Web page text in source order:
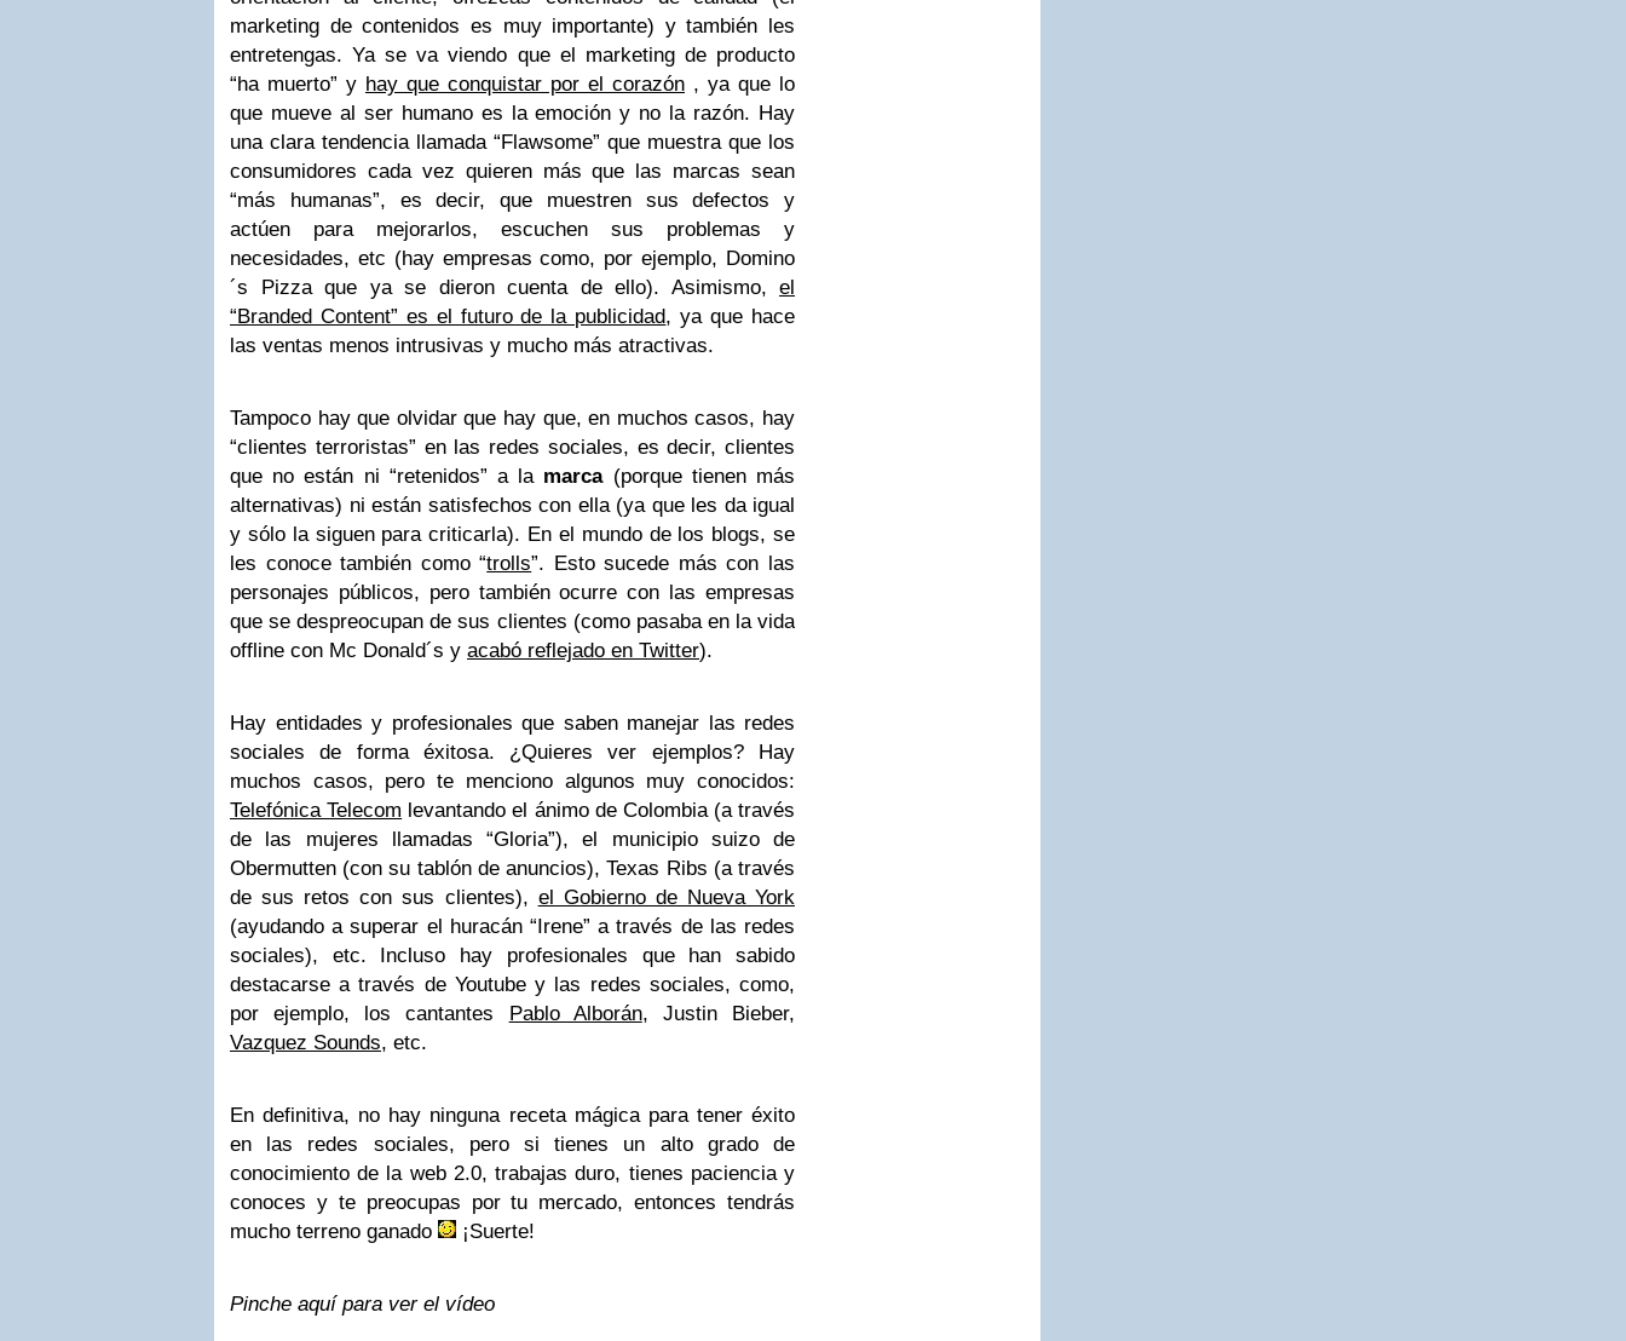
marketing de contenidos es muy importante) y también les
entretengas. Ya se va viendo que el marketing de producto
“ha muerto” y hay que conquistar por el corazón , ya que lo
que mueve al ser humano es la emoción y no la razón. Hay
una clara tendencia llamada “Flawsome” que muestra que los
consumidores cada vez quieren más que las marcas sean
“más humanas”, es decir, que muestren sus defectos y
actúen para mejorarlos, escuchen sus problemas y
necesidades, etc (hay empresas como, por ejemplo, Domino
´s Pizzaque ya se dieron cuenta de ello). Asimismo, el
“Branded Content” es el futuro de la publicidad, ya que hace
las ventas menos intrusivas y mucho más atractivas.
Tampoco hay que olvidar que hay que, en muchos casos, hay
“clientes terroristas” en las redes sociales, es decir, clientes
que no están ni “retenidos” a la marca(porque tienen más
alternativas) ni están satisfechos con ella (ya que les da igual
y sólo la siguen para criticarla). En el mundo de los blogs, se
les conoce también como “trolls”. Esto sucede más con las
personajes públicos, pero también ocurre con las empresas
que se despreocupan de sus clientes (como pasaba en la vida
offline con Mc Donald´s y acabó reflejado en Twitter).
Hay entidades y profesionales que saben manejar las redes
sociales de forma éxitosa. ¿Quieres ver ejemplos? Hay
muchos casos, pero te menciono algunos muy conocidos:
Telefónica Telecom levantando el ánimo de Colombia (a través
de las mujeres llamadas “Gloria”), el municipio suizo de
Obermutten (con su tablón de anuncios),Texas Ribs (a través
de sus retos con sus clientes), el Gobierno de Nueva York
(ayudando a superar el huracán “Irene” a través de las redes
sociales), etc. Incluso hay profesionales que han sabido
destacarse a través de Youtube y las redes sociales, como,
por ejemplo, los cantantes Pablo Alborán, Justin Bieber,
Vazquez Sounds, etc.
En definitiva, no hay ninguna receta mágica para tener éxito
en las redes sociales, pero si tienes un alto grado de
conocimiento de la web 2.0, trabajas duro, tienes paciencia y
conoces y te preocupas por tu mercado, entonces tendrás
mucho terreno ganado
¡Suerte!
Pinche aquí para ver el vídeo